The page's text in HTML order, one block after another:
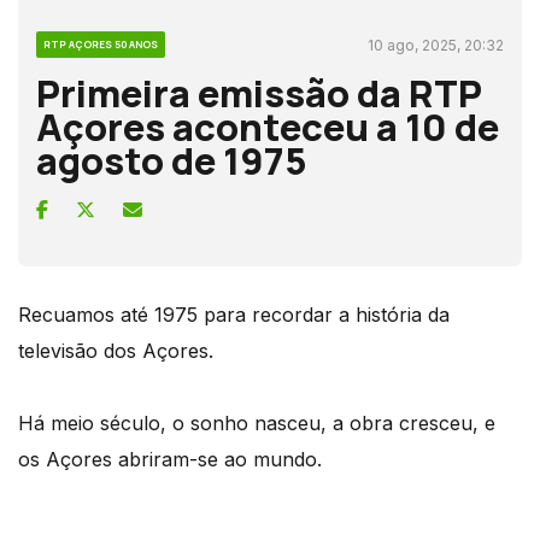
RTP AÇORES 50 ANOS 10 ago, 2025, 20:32
Primeira emissão da RTP
Açores aconteceu a 10 de
agosto de 1975
Recuamos até 1975 para recordar a história da
televisão dos Açores.
Há meio século, o sonho nasceu, a obra cresceu, e
os Açores abriram-se ao mundo.